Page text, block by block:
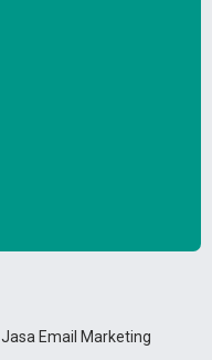
Jasa Email Marketing